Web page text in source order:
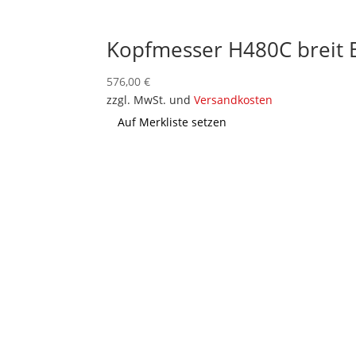
Kopfmesser H480C breit
576,00€
zzgl. MwSt. undVersandkosten
Auf Merkliste setzen